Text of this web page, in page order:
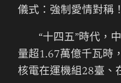
儀式：強制愛情對稱
“十四五”時代，
量超1.67萬億千瓦時
核電在運機組28臺、